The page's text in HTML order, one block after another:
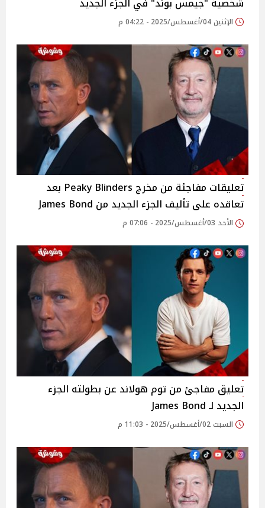
الإثنين 04/أغسطس/2025 - 04:22 م
تعليقات مفاجئة من مخرج Peaky Blinders بعد
تعاقده على تأليف الجزء الجديد من James Bond
الأحد 03/أغسطس/2025 - 07:06 م
تعليق مفاجئ من توم هولاند عن بطولته الجزء
الجديد لـ James Bond
السبت 02/أغسطس/2025 - 11:03 م